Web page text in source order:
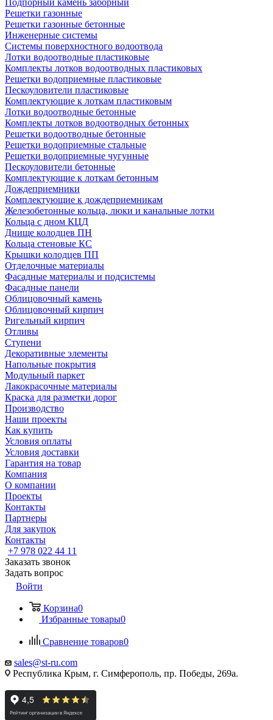
Подпорный камень заборный
Решетки газонные
Решетки газонные бетонные
Инженерные системы
Системы поверхностного водоотвода
Лотки водоотводные пластиковые
Комплекты лотков водоотводных пластиковых
Решетки водоприемные пластиковые
Пескоуловители пластиковые
Комплектующие к лоткам пластиковым
Лотки водоотводные бетонные
Комплекты лотков водоотводных бетонных
Решетки водоотводные бетонные
Решетки водоприемные стальные
Решетки водоприемные чугунные
Пескоуловители бетонные
Комплектующие к лоткам бетонным
Дождеприемники
Комплектующие к дождеприемникам
Железобетонные кольца, люки и канальные лотки
Кольца с дном КЦД
Днище колодцев ПН
Кольца стеновые КС
Крышки колодцев ПП
Отделочные материалы
Фасадные материалы и подсистемы
Фасадные панели
Облицовочный камень
Облицовочный кирпич
Ригельный кирпич
Отливы
Ступени
Декоративные элементы
Напольные покрытия
Модульный паркет
Лакокрасочные материалы
Краска для разметки дорог
Производство
Наши проекты
Как купить
Условия оплаты
Условия доставки
Гарантия на товар
Компания
О компании
Проекты
Контакты
Партнеры
Для закупок
Контакты
+7 978 022 44 11
Заказать звонок
Задать вопрос
Войти
Корзина0
Избранные товары0
Сравнение товаров0
sales@st-ru.com
Республика Крым, г. Симферополь, пр. Победы, 269а.